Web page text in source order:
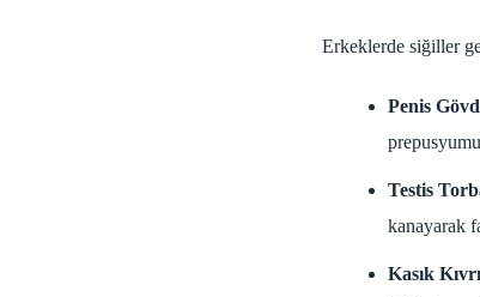
Erkeklerde siğiller
Penis
Testis
kanayarak
Kasık